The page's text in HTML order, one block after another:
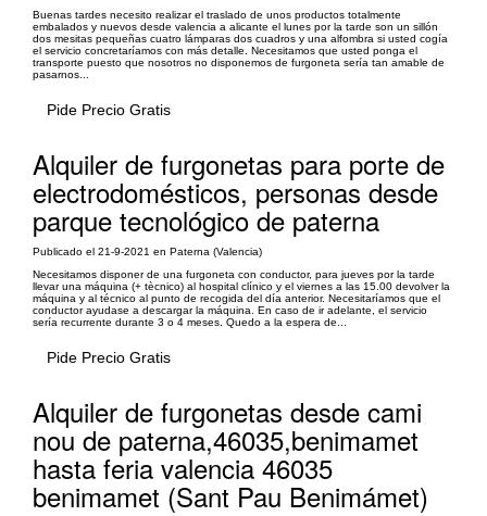
Buenas tardes necesito realizar el traslado de unos productos totalmente
embalados y nuevos desde valencia a alicante el lunes por la tarde son un sillón
dos mesitas pequeñas cuatro lámparas dos cuadros y una alfombra si usted cogía
el servicio concretaríamos con más detalle. Necesitamos que usted ponga el
transporte puesto que nosotros no disponemos de furgoneta sería tan amable de
pasarnos...
Pide Precio Gratis
Alquiler de furgonetas para porte de
electrodomésticos, personas desde
parque tecnológico de paterna
Publicado el 21-9-2021 en Paterna (Valencia)
Necesitamos disponer de una furgoneta con conductor, para jueves por la tarde
llevar una máquina (+ tècnico) al hospital clínico y el viernes a las 15.00 devolver la
máquina y al técnico al punto de recogida del día anterior. Necesitaríamos que el
conductor ayudase a descargar la máquina. En caso de ir adelante, el servicio
sería recurrente durante 3 o 4 meses. Quedo a la espera de...
Pide Precio Gratis
Alquiler de furgonetas desde cami
nou de paterna,46035,benimamet
hasta feria valencia 46035
benimamet (Sant Pau Benimámet)